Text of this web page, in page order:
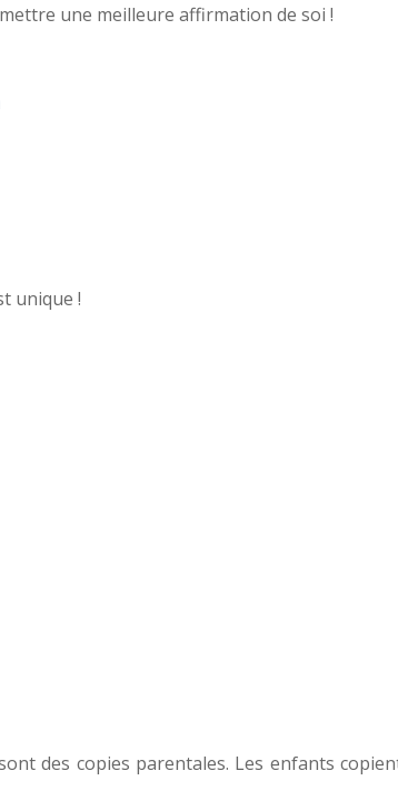
une meilleure affirmation de soi !
unique !
des copies parentales. Les enfants